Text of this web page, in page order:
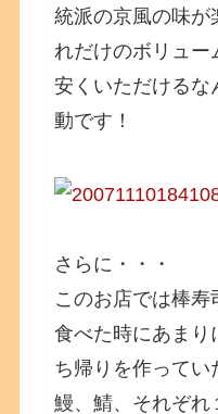
統派の京風の味が
れだけのボリュー
安くいただけるな
動です！
さらに・・・
このお店では棒寿
食べた時にあまり
ち帰りを作ってい
鰻、鯖、それぞれ